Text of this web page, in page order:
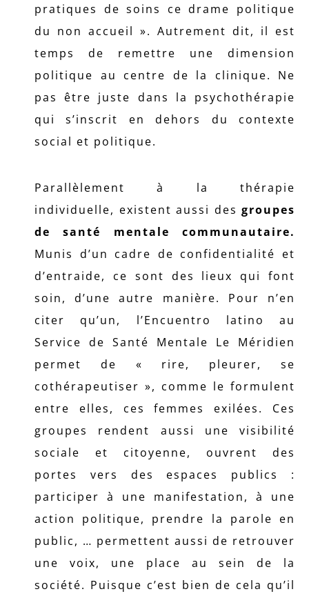
pratiques de soins ce drame politique
du non accueil ». Autrement dit, il est
temps de remettre une dimension
politique au centre de la clinique. Ne
pas être juste dans la psychothérapie
qui s’inscrit en dehors du contexte
social et politique.
Parallèlement à la thérapie
individuelle, existent aussi des groupes
de santé mentale communautaire.
Munis d’un cadre de confidentialité et
d’entraide, ce sont des lieux qui font
soin, d’une autre manière. Pour n’en
citer qu’un, l’Encuentro latino au
Service de Santé Mentale Le Méridien
permet de « rire, pleurer, se
cothérapeutiser », comme le formulent
entre elles, ces femmes exilées. Ces
groupes rendent aussi une visibilité
sociale et citoyenne, ouvrent des
portes vers des espaces publics :
participer à une manifestation, à une
action politique, prendre la parole en
public, … permettent aussi de retrouver
une voix, une place au sein de la
société. Puisque c’est bien de cela qu’il